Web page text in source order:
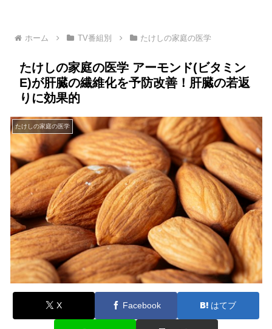
ホーム TV番組別 たけしの家庭の医学
たけしの家庭の医学 アーモンド(ビタミン
E)が肝臓の繊維化を予防改善！肝臓の若返
りに効果的
たけしの家庭の医学
X Facebook はてブ